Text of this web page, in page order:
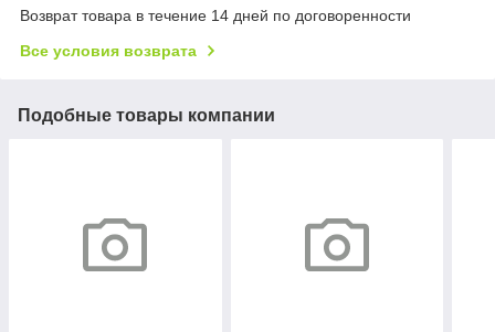
Возврат товара в течение 14 дней по договоренности
Все условия возврата
Подобные товары компании